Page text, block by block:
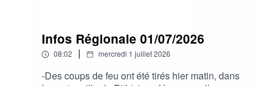
Infos Régionale 01/07/2026
08:02 | mercredi 1 juillet 2026
-Des coups de feu ont été tirés hier matin, dans